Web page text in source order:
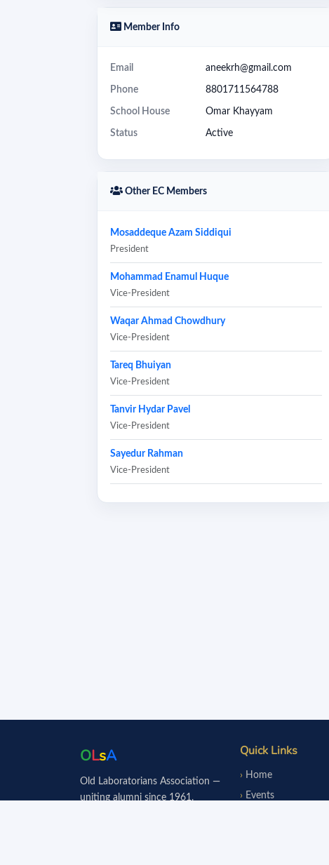
Member Info
Email aneekrh@gmail.com
Phone 8801711564788
School House Omar Khayyam
Status Active
Other EC Members
Mosaddeque Azam Siddiqui
President
Mohammad Enamul Huque
Vice-President
Waqar Ahmad Chowdhury
Vice-President
Tareq Bhuiyan
Vice-President
Tanvir Hydar Pavel
Vice-President
Sayedur Rahman
Vice-President
OLsA
Old Laboratorians Association —
uniting alumni since 1961.
Quick Links
Home
Events